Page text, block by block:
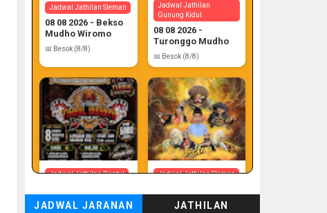
Jadwal Jathilan Sleman
08 08 2026 - Bekso
Mudho Wiromo
📅 Besok (8/8)
Jadwal Jathilan
Gunung Kidul
08 08 2026 -
Turonggo Mudho
📅 Besok (8/8)
Jadwal Jathilan Bantul
Budhoyo
Jadwal Jathilan Sleman
Turonggo Mudho
JADWAL JARANAN JATHILAN